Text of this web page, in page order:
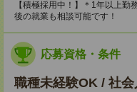
【積極採用中！】＊1年以上勤
後の就業も相談可能です！
応募資格・条件
職種未経験OK / 社